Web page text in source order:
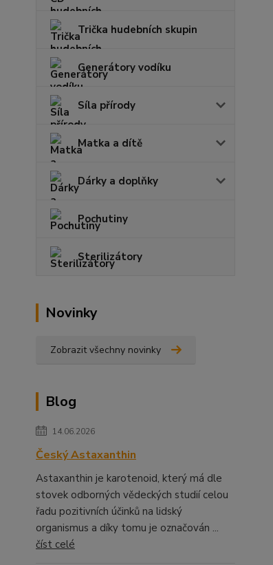
Trička hudebních skupin
Generátory vodíku
Síla přírody
Matka a dítě
Dárky a doplňky
Pochutiny
Sterilizátory
Novinky
Zobrazit všechny novinky
Blog
14.06.2026
Český Astaxanthin
Astaxanthin je karotenoid, který má dle
stovek odborných vědeckých studií celou
řadu pozitivních účinků na lidský
organismus a díky tomu je označován ...
číst celé